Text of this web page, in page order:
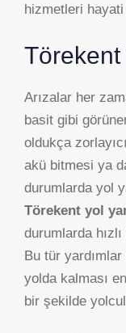
hizmetleri hayati
Törekent
Arızalar her
basit gibi
oldukça
akü bitmesi ya
durumlarda yol
Törekent yol
durumlarda
Bu tür
yolda kalması
bir şekilde